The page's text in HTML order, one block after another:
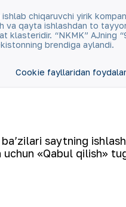
chiqaruvchi yirik
va qayta ishlashdan to
klasteridir. “NKMK” AJning
brendiga aylandi.
Cookie fayllaridan
saytning
«Qabul qilish»